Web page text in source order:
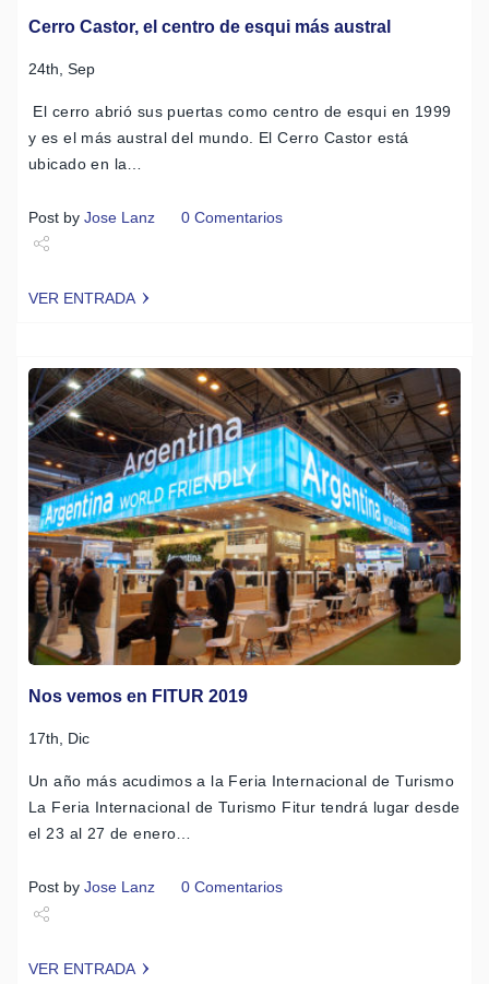
Cerro Castor, el centro de esqui más austral
24th, Sep
El cerro abrió sus puertas como centro de esqui en 1999
y es el más austral del mundo. El Cerro Castor está
ubicado en la…
Post by Jose Lanz 0 Comentarios
VER ENTRADA
Nos vemos en FITUR 2019
17th, Dic
Un año más acudimos a la Feria Internacional de Turismo
La Feria Internacional de Turismo Fitur tendrá lugar desde
el 23 al 27 de enero…
Post by Jose Lanz 0 Comentarios
VER ENTRADA